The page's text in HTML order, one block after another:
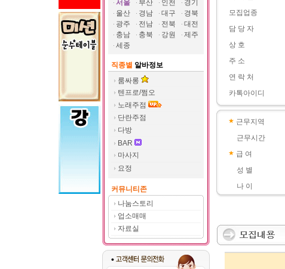
서울
부산 인천
경기
울산
경남 대구
경북
광주
전남 전북
대전
충남
충북 강원
제주
세종
직종별 알바정보
룸싸롱
텐프로/쩜오
노래주점
단란주점
다방
BAR
마사지
요정
커뮤니티존
나눔스토리
업소매매
자료실
모집업종
담 당 자
상 호
주 소
연 락 처
카톡아이디
근무지역
근무시간
급 여
성 별
나 이